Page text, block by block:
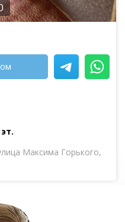
Максима Горького,